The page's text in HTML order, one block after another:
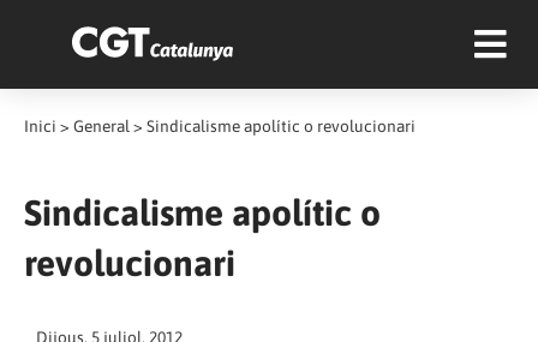
Inici > General > Sindicalisme apolític o revolucionari
Sindicalisme apolític o
revolucionari
Dijous, 5 juliol, 2012